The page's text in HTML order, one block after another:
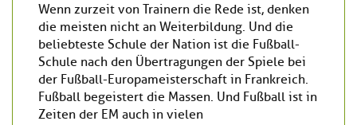
Wenn zurzeit von Trainern die Rede ist, denken
die meisten nicht an Weiterbildung. Und die
beliebteste Schule der Nation ist die Fußball-
Schule nach den Übertragungen der Spiele bei
der Fußball-Europameisterschaft in Frankreich.
Fußball begeistert die Massen. Und Fußball ist in
Zeiten der EM auch in vielen